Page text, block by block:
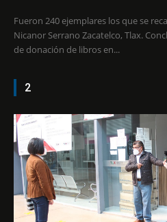
Fueron 240 ejemplares los que se
Nicanor Serrano Zacatelco, Tlax. Concluyó con gran éxito la campaña
de donación de libros en...
2